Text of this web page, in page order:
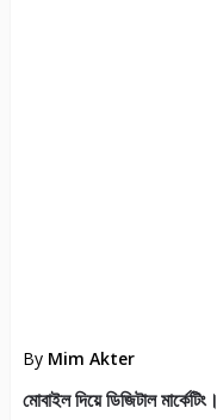
By Mim Akter
মোবাইল দিয়ে ডিজিটাল মার্কেটিং।